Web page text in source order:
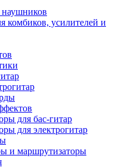
наушников
комбиков, усилителей и
для бас-гитар
для электрогитар
и маршрутизаторы